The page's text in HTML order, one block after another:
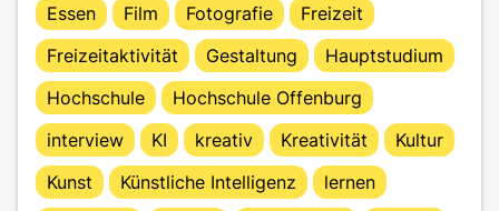
Essen
Film Fotografie
Freizeit
Freizeitaktivität
Gestaltung
Hauptstudium
Hochschule
Hochschule Offenburg
interview
KI kreativ Kreativität
Kultur
Kunst
Künstliche Intelligenz
lernen